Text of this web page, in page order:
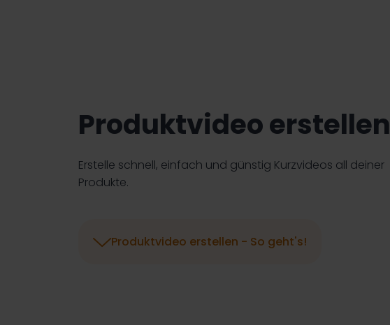
Produktvideo erstellen
Erstelle schnell, einfach und günstig Kurzvideos all deiner
Produkte.
Produktvideo erstellen - So geht's!